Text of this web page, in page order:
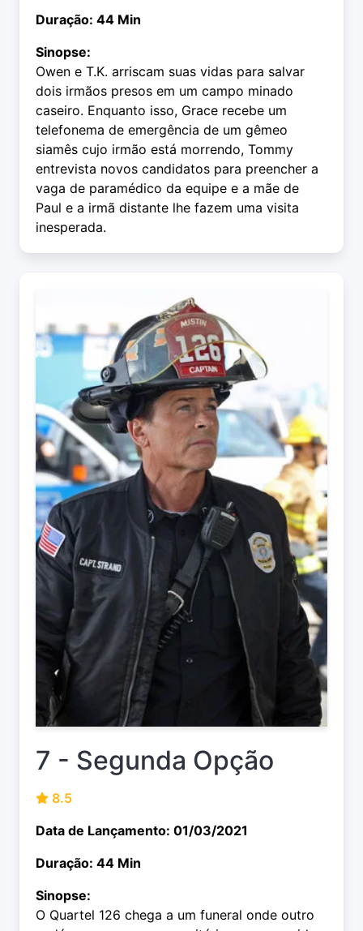
Duração: 44 Min
Sinopse:
Owen e T.K. arriscam suas vidas para salvar
dois irmãos presos em um campo minado
caseiro. Enquanto isso, Grace recebe um
telefonema de emergência de um gêmeo
siamês cujo irmão está morrendo, Tommy
entrevista novos candidatos para preencher a
vaga de paramédico da equipe e a mãe de
Paul e a irmã distante lhe fazem uma visita
inesperada.
7 - Segunda Opção
8.5
Data de Lançamento: 01/03/2021
Duração: 44 Min
Sinopse:
O Quartel 126 chega a um funeral onde outro